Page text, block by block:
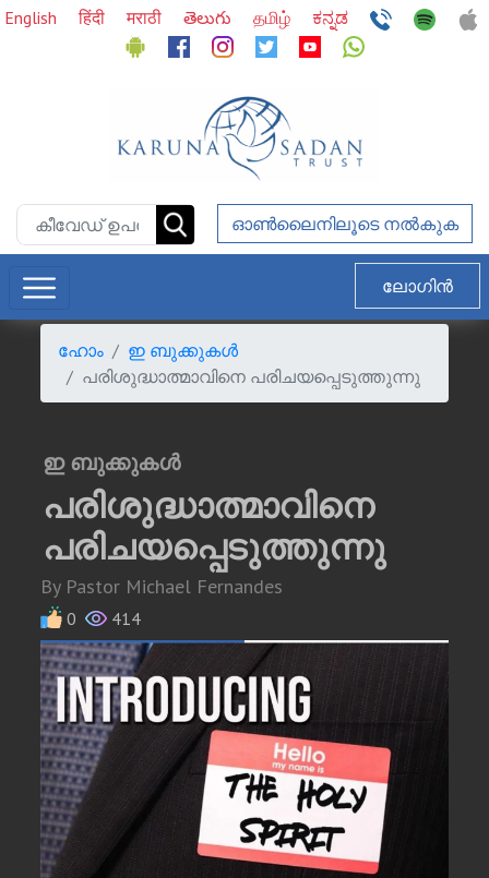
English हिंदी मराठी తెలుగు தமிழ் ಕನ್ನಡ
ഓണ്‍ലൈനിലൂടെ നല്‍കുക
ലോഗിൻ
ഹോം
ഇ ബുക്കുകള്‍
പരിശുദ്ധാത്മാവിനെ പരിചയപ്പെടുത്തുന്നു
ഇ ബുക്കുകള്‍
പരിശുദ്ധാത്മാവിനെ
പരിചയപ്പെടുത്തുന്നു
By Pastor Michael Fernandes
0 414